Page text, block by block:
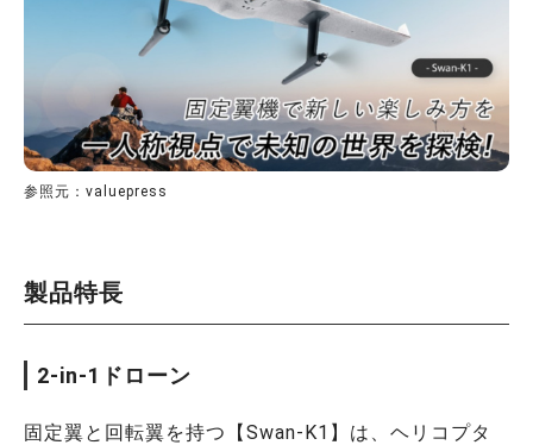
参照元：valuepress
製品特長
2-in-1ドローン
固定翼と回転翼を持つ【Swan-K1】は、ヘリコプタ